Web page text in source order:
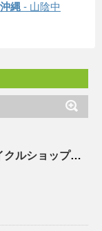
沖縄 - 山陰中
クルショップ「エ